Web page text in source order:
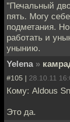
"Печальный
пять. Могу
подметания.
работать и
унынию.
Yelena »
#105 | 28.10.11
Кому: Aldous
Это да.